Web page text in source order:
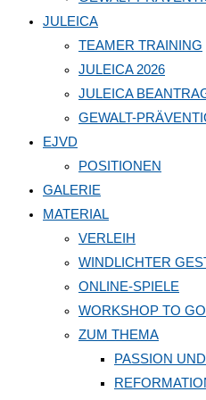
JULEICA
TEAMER TRAINING
JULEICA 2026
JULEICA
GEWALT-
EJVD
POSITIONEN
GALERIE
MATERIAL
VERLEIH
WINDLICHTER
ONLINE-SPIELE
WORKSHOP TO GO
ZUM THEMA
PASSION